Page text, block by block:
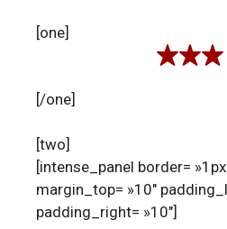
[one]
[/one]
[two]
[intense_panel border=
margin_top= »10″
padding_right= »10″]